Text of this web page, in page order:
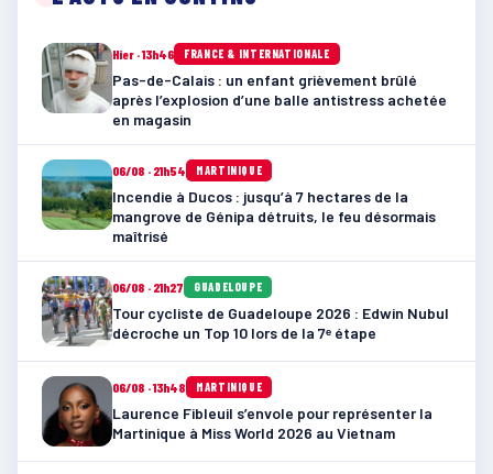
Hier · 13h46 FRANCE & INTERNATIONALE
Pas-de-Calais : un enfant grièvement brûlé
après l’explosion d’une balle antistress achetée
en magasin
06/08 · 21h54 MARTINIQUE
Incendie à Ducos : jusqu’à 7 hectares de la
mangrove de Génipa détruits, le feu désormais
maîtrisé
06/08 · 21h27 GUADELOUPE
Tour cycliste de Guadeloupe 2026 : Edwin Nubul
décroche un Top 10 lors de la 7ᵉ étape
06/08 · 13h48 MARTINIQUE
Laurence Fibleuil s’envole pour représenter la
Martinique à Miss World 2026 au Vietnam